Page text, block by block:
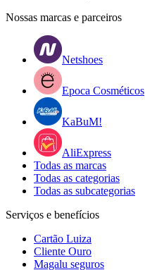
Nossas marcas e parceiros
Netshoes
Epoca Cosméticos
KaBuM!
AliExpress
Todas as marcas
Todas as categorias
Todas as subcategorias
Serviços e benefícios
Cartão Luiza
Cliente Ouro
Magalu seguros